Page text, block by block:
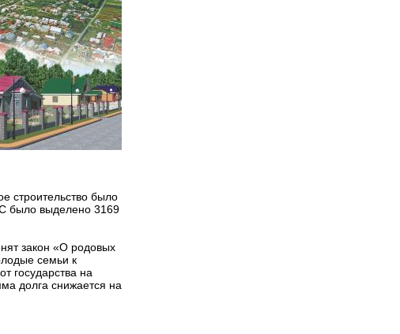
строительство было
было выделено 3169
закон «О родовых
семьи к
государства на
долга снижается на